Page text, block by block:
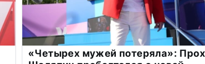
«Четырех мужей потеряла»: